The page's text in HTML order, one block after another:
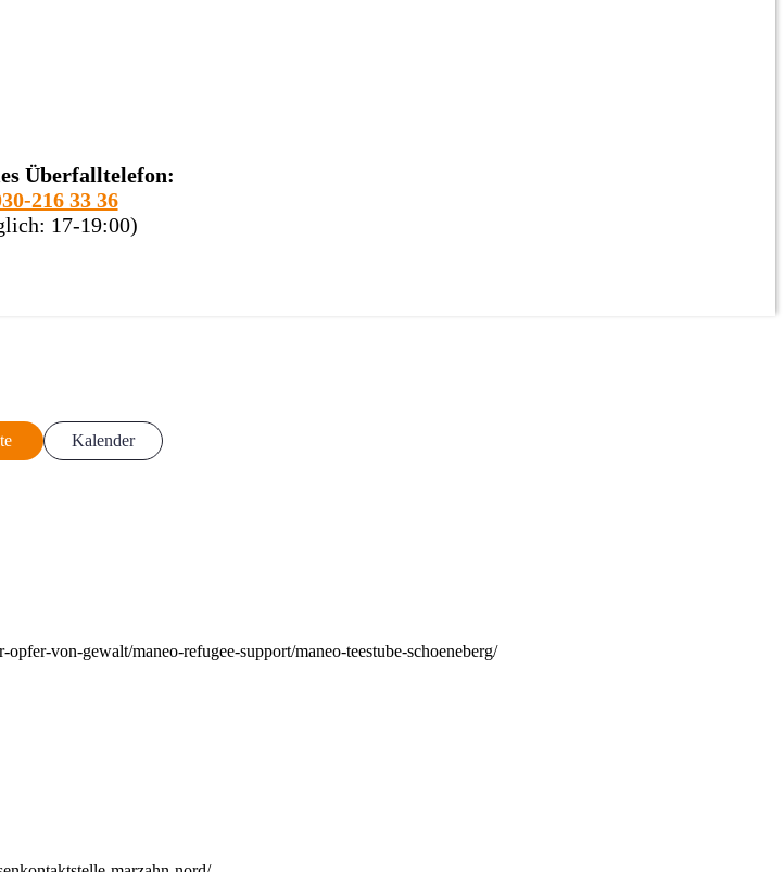
Überfalltelefon:
216 33 36
17-19:00)
Kalender
von-gewalt/maneo-refugee-support/maneo-teestube-schoeneberg/